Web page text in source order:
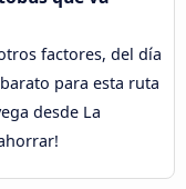
factores, del día
para esta ruta
desde La